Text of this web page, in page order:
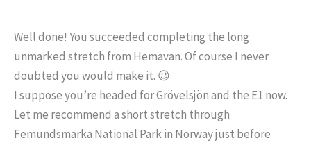
Well done! You succeeded completing the long
unmarked stretch from Hemavan. Of course I never
doubted you would make it. 😉
I suppose you’re headed for Grövelsjön and the E1 now.
Let me recommend a short stretch through
Femundsmarka National Park in Norway just before